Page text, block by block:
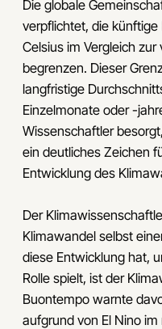
Die globale
verpflichtet, die künftige
Celsius im Vergleich
begrenzen. Dieser
langfristige
Einzelmonate oder -
Wissenschaftler
ein deutliches Zeichen
Entwicklung des
Der
Klimawandel selbst
diese Entwicklung hat,
Rolle spielt, ist der
Buontempo warnte
aufgrund von El Nino